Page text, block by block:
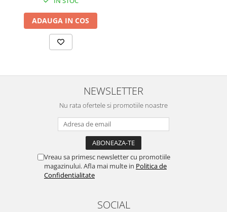
ADAUGA IN COS
NEWSLETTER
Nu rata ofertele si promotiile noastre
Vreau sa primesc newsletter cu promotiile
magazinului. Afla mai multe in Politica de
Confidentialitate
SOCIAL